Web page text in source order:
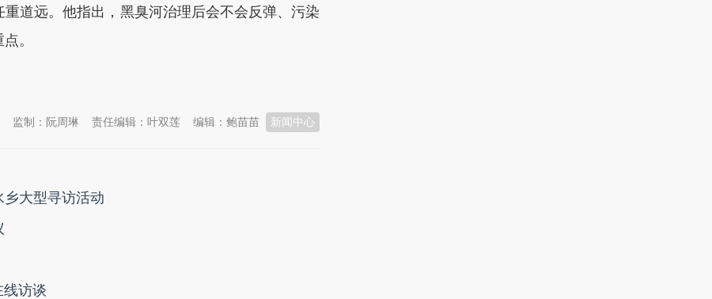
远。他指出，黑臭河治理后会不会反弹、污染
。
新闻中心
编辑：鲍苗苗
责任编辑：叶双莲
监制：阮周琳
大型寻访活动
线访谈